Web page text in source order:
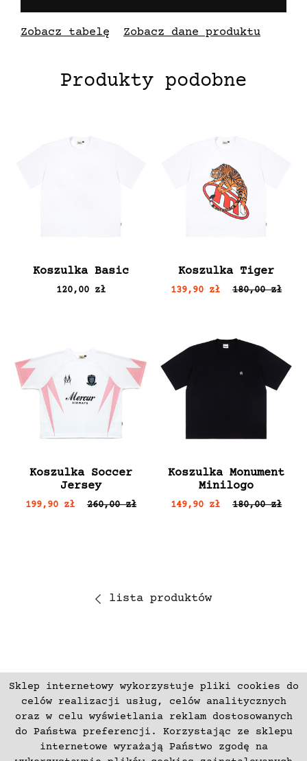
Sklep internetowy wykorzystuje pliki cookies do
celów realizacji usług, celów analitycznych
oraz w celu wyświetlania reklam dostosowanych
do Państwa preferencji. Korzystając ze sklepu
internetowe wyrażają Państwo zgodę na
Zobacz tabelę Zobacz dane produktu
Produkty podobne
Koszulka Basic
120,00 zł
Koszulka Tiger
139,90 zł 180,00 zł
Koszulka Soccer
Jersey
199,90 zł 260,00 zł
Koszulka Monument
Minilogo
149,90 zł 180,00 zł
lista produktów
ZAPISZ SIĘ
Płatności
Regulamin
Zwroty i Reklamacje
Kontakt